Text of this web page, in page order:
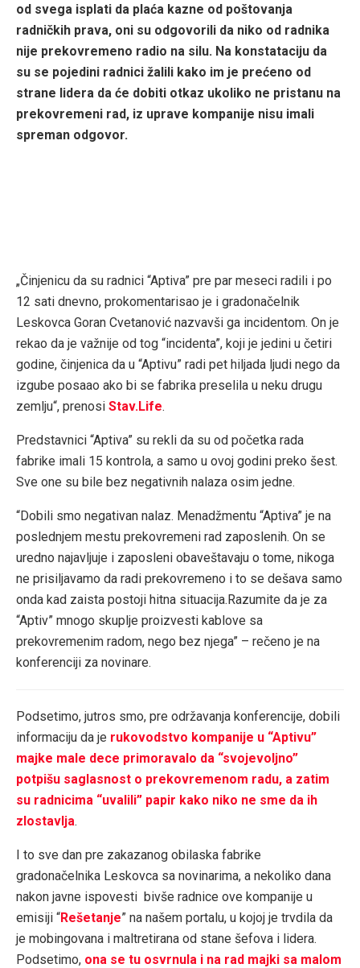
od svega isplati da plaća kazne od poštovanja
radničkih prava, oni su odgovorili da niko od radnika
nije prekovremeno radio na silu. Na konstataciju da
su se pojedini radnici žalili kako im je prećeno od
strane lidera da će dobiti otkaz ukoliko ne pristanu na
prekovremeni rad, iz uprave kompanije nisu imali
spreman odgovor.
„Činjenicu da su radnici “Aptiva” pre par meseci radili i po
12 sati dnevno, prokomentarisao je i gradonačelnik
Leskovca Goran Cvetanović nazvavši ga incidentom. On je
rekao da je važnije od tog “incidenta”, koji je jedini u četiri
godine, činjenica da u “Aptivu” radi pet hiljada ljudi nego da
izgube posaao ako bi se fabrika preselila u neku drugu
zemlju“, prenosi Stav.Life.
Predstavnici “Aptiva” su rekli da su od početka rada
fabrike imali 15 kontrola, a samo u ovoj godini preko šest.
Sve one su bile bez negativnih nalaza osim jedne.
“Dobili smo negativan nalaz. Menadžmentu “Aptiva” je na
poslednjem mestu prekovremeni rad zaposlenih. On se
uredno najavljuje i zaposleni obaveštavaju o tome, nikoga
ne prisiljavamo da radi prekovremeno i to se dešava samo
onda kad zaista postoji hitna situacija.Razumite da je za
“Aptiv” mnogo skuplje proizvesti kablove sa
prekovremenim radom, nego bez njega” – rečeno je na
konferenciji za novinare.
Podsetimo, jutros smo, pre održavanja konferencije, dobili
informaciju da je rukovodstvo kompanije u “Aptivu”
majke male dece primoravalo da “svojevoljno”
potpišu saglasnost o prekovremenom radu, a zatim
su radnicima “uvalili” papir kako niko ne sme da ih
zlostavlja.
I to sve dan pre zakazanog obilaska fabrike
gradonačelnika Leskovca sa novinarima, a nekoliko dana
nakon javne ispovesti bivše radnice ove kompanije u
emisiji “Rešetanje” na našem portalu, u kojoj je trvdila da
je mobingovana i maltretirana od stane šefova i lidera.
Podsetimo, ona se tu osvrnula i na rad majki sa malom